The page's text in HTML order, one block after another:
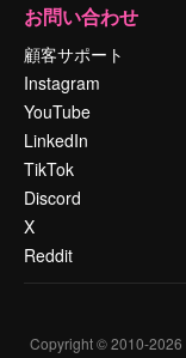
お問い合わせ
顧客サポート
Instagram
YouTube
LinkedIn
TikTok
Discord
X
Reddit
Copyright © 2010-2026